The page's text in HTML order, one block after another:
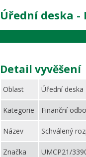
Úřední deska
Detail vyvěšení
Oblast Úřední deska
Kategorie Finanční
Název Schválený
Značka UMCP21/